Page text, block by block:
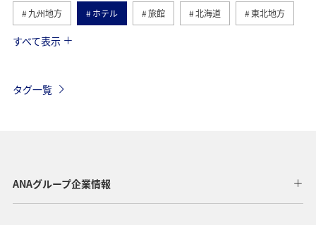
九州地方 ホテル 旅館 北海道 東北地方
冬 関東・甲信越地方
沖縄 年末年始 熱海 三重県
すべて表示
タグ一覧
ANAグループ企業情報